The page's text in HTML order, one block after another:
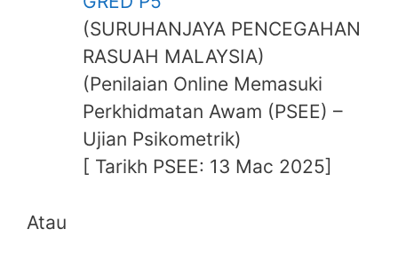
(SURUHANJAYA PENCEGAHAN
RASUAH MALAYSIA)
(Penilaian Online Memasuki
Perkhidmatan Awam (PSEE) –
Ujian Psikometrik)
[ Tarikh PSEE: 13 Mac 2025]
Atau